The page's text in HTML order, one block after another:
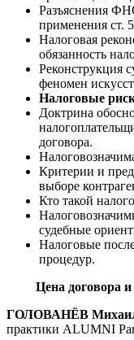
Разъяснения
применения ст.
Налоговая
обязанность
Реконструкция
феномен
Налоговые
Доктрина
договора.
Критерии и
выборе
Кто такой
судебные
Налоговые
процедур.
Цена договора
ГОЛОВАНЁВ Михаил
практики ALUMNI